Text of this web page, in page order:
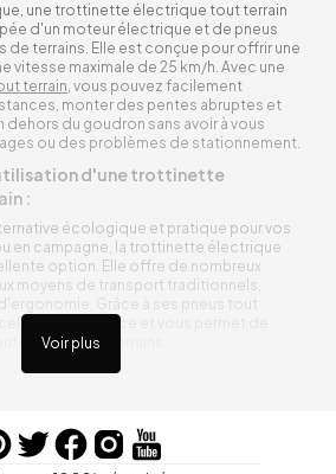
Voir plus
une trottinette électrique tout terrain
d'un moteur électrique et de pneus
de terrains. Elle est conçue pour offrir une
vitesse maximale de 25 km/h. Avec une
terrain, vous pouvez facilement
monter des pentes abruptes et
dehors du goudron sans avoir à vous
ou des problèmes de stationnement.
d'une trottinette
:
écologique et pratique pour vos
en campagne, la trottinette électrique
option. Elle offre de nombreux
moyens de transport traditionnels,
Grâce à ses pneus tout
adhérence et vous permet de
sortes de terrains.
tout terrain ergonomique
pas à vous soucier de l’état de sa
équipée de pneus résistants qui peuvent